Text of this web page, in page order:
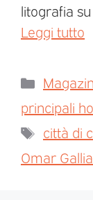
litografia
Leggi tutto
principali
città di
Omar